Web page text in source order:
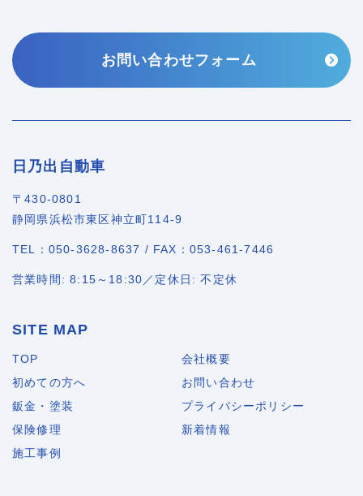
お問い合わせフォーム
日乃出自動車
〒430-0801
静岡県浜松市東区神立町114-9
TEL：050-3628-8637 / FAX：053-461-7446
営業時間: 8:15～18:30／定休日: 不定休
SITE MAP
TOP
会社概要
初めての方へ
お問い合わせ
鈑金・塗装
プライバシーポリシー
保険修理
新着情報
施工事例